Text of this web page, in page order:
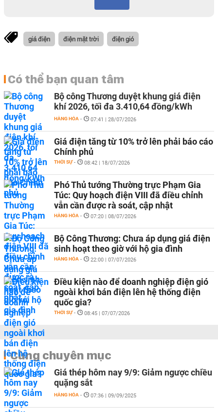
giá điện điện mặt trời điện gió
Có thể bạn quan tâm
Bộ công Thương duyệt khung giá điện
khí 2026, tối đa 3.410,64 đồng/kWh
HÀNG HÓA - 07:41 | 28/07/2026
Giá điện tăng từ 10% trở lên phải báo cáo
Chính phủ
THỜI SỰ - 08:42 | 18/07/2026
Phó Thủ tướng Thường trực Phạm Gia
Túc: Quy hoạch điện VIII đã điều chỉnh
vẫn cần được rà soát, cập nhật
HÀNG HÓA - 07:20 | 08/07/2026
Bộ Công Thương: Chưa áp dụng giá điện
sinh hoạt theo giờ với hộ gia đình
HÀNG HÓA - 22:00 | 07/07/2026
Điều kiện nào để doanh nghiệp điện gió
ngoài khơi bán điện lên hệ thống điện
quốc gia?
THỜI SỰ - 08:45 | 07/07/2026
Cùng chuyên mục
Giá thép hôm nay 9/9: Giảm ngược chiều
quặng sắt
HÀNG HÓA - 07:36 | 09/09/2025